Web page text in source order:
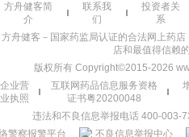
方舟健客简
介
联系我
们
投资者关
系
方舟健客－国家药监局认证的合法网上药
店和最值得信赖
版权所有 Copyright©2015-2026
企业营
业执照
互联网药品信息服务资格
证书粤20200048
违法和不良信息举报电话 400-003-